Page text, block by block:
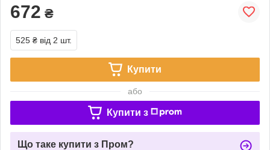
672 ₴
525 ₴ від 2 шт.
Купити
або
Купити з
Що таке купити з Пром?